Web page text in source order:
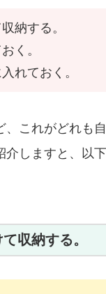
納する。
く。
れておく。
これがどれも
介しますと、以
収納する。